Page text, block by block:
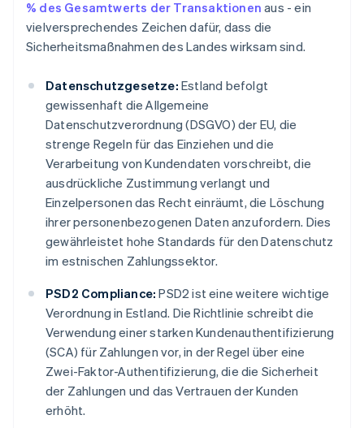
% des Gesamtwerts der Transaktionen aus - ein
vielversprechendes Zeichen dafür, dass die
Sicherheitsmaßnahmen des Landes wirksam sind.
Datenschutzgesetze: Estland befolgt
gewissenhaft die Allgemeine
Datenschutzverordnung (DSGVO) der EU, die
strenge Regeln für das Einziehen und die
Verarbeitung von Kundendaten vorschreibt, die
ausdrückliche Zustimmung verlangt und
Einzelpersonen das Recht einräumt, die Löschung
ihrer personenbezogenen Daten anzufordern. Dies
gewährleistet hohe Standards für den Datenschutz
im estnischen Zahlungssektor.
PSD2 Compliance: PSD2 ist eine weitere wichtige
Verordnung in Estland. Die Richtlinie schreibt die
Verwendung einer starken Kundenauthentifizierung
(SCA) für Zahlungen vor, in der Regel über eine
Zwei-Faktor-Authentifizierung, die die Sicherheit
der Zahlungen und das Vertrauen der Kunden
erhöht.